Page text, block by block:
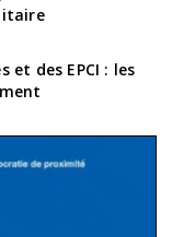
et des EPCI : les